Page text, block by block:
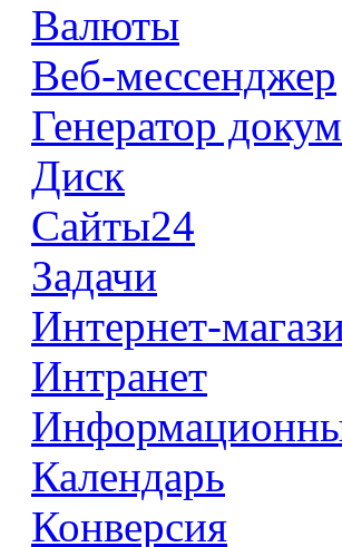
Валюты
Веб-мессенджер
Генератор
Диск
Сайты24
Задачи
Интернет-
Интранет
Календарь
Конверсия